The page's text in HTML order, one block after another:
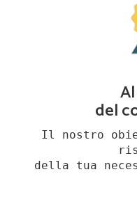
del
Il nostro
della tua